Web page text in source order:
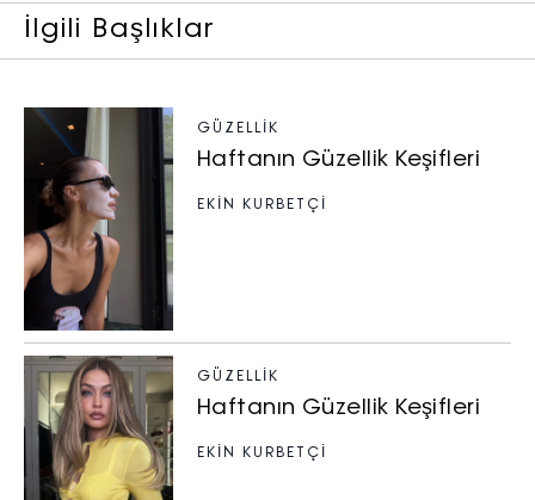
İlgili Başlıklar
GÜZELLIK
Haftanın Güzellik Keşifleri
EKİN KURBETÇİ
GÜZELLIK
Haftanın Güzellik Keşifleri
EKİN KURBETÇİ